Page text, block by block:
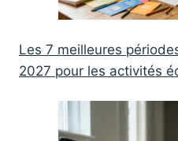
Les 7 meilleures
2027 pour les activités